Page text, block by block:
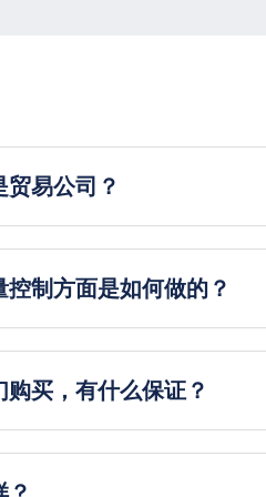
易公司？
制方面是如何做的？
买，有什么保证？